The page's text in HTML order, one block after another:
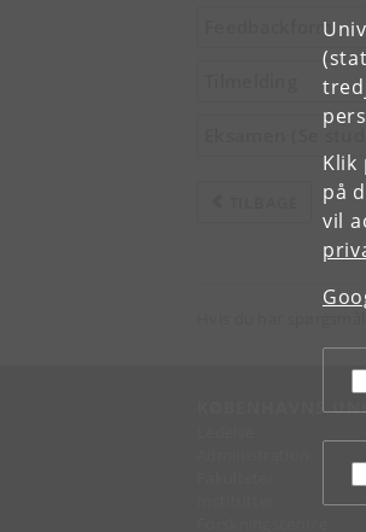
Klik
på
vil
Feedbackform
Eksamen (Se
KØBENHAVNS